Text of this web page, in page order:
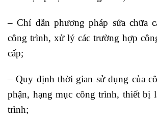
– Chỉ dẫn phương pháp sửa chữa
công trình, xử lý các trường hợp
cấp;
– Quy định thời gian sử dụng của
phận, hạng mục công trình, thiết bị
trình;